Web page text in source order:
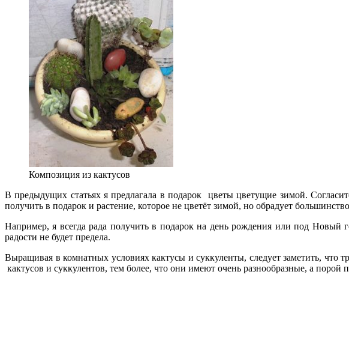
Композиция из кактусов
В предыдущих статьях я предлагала в подарок цветы цветущие зимой.
получить в подарок и растение, которое не цветёт зимой, но обрадует
Например, я всегда рада получить в подарок на день рождения или под Новый
радости не будет предела.
Выращивая в комнатных условиях кактусы и суккуленты, следует заметить, что
кактусов и суккулентов, тем более, что они имеют очень разнообразные, а